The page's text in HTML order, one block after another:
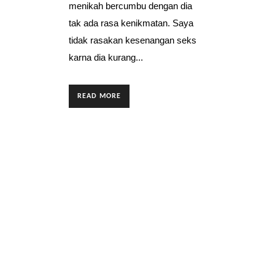
menikah bercumbu dengan dia
tak ada rasa kenikmatan. Saya
tidak rasakan kesenangan seks
karna dia kurang...
READ MORE